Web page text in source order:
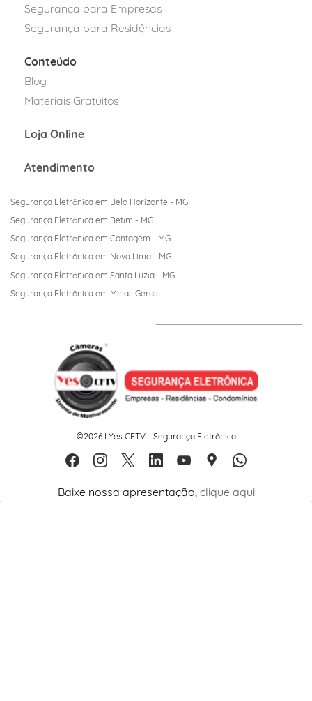
Segurança para Empresas
Segurança para Residências
Conteúdo
Blog
Materiais Gratuitos
Loja Online
Atendimento
Segurança Eletrônica em Belo Horizonte - MG
Segurança Eletrônica em Betim - MG
Segurança Eletrônica em Contagem - MG
Segurança Eletrônica em Nova Lima - MG
Segurança Eletrônica em Santa Luzia - MG
Segurança Eletrônica em Minas Gerais
©2026 I Yes CFTV - Segurança Eletrônica
Baixe nossa apresentação, clique aqui